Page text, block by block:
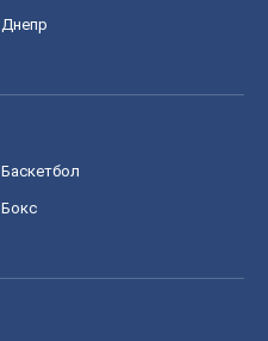
Днепр
Баскетбол
Бокс